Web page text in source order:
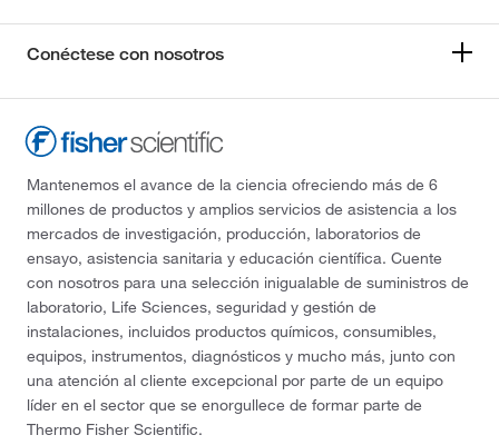
Conéctese con nosotros
Mantenemos el avance de la ciencia ofreciendo más de 6
millones de productos y amplios servicios de asistencia a los
mercados de investigación, producción, laboratorios de
ensayo, asistencia sanitaria y educación científica. Cuente
con nosotros para una selección inigualable de suministros de
laboratorio, Life Sciences, seguridad y gestión de
instalaciones, incluidos productos químicos, consumibles,
equipos, instrumentos, diagnósticos y mucho más, junto con
una atención al cliente excepcional por parte de un equipo
líder en el sector que se enorgullece de formar parte de
Thermo Fisher Scientific.